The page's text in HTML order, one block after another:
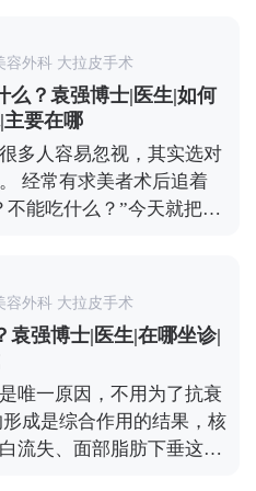
种方式，建议大家面诊时
相似的案例，把风险和恢
想知道更多关于MCR复
方媒体平台（公众号、百
详细了解。
大概率1-2年就会反弹，
明显、表情僵硬这些问
钱。 真正靠谱的拉皮手
对皮肤、筋膜、脂肪等不
提升和固定，操作复杂，
高，价格自然会高一些。
维持时间也长，一般能到
划算。 现在专业医生都讲
水线操作。做医美不是为
变得更好。选一位靠谱的
案，才是对自己最负责任
复合提升术的问题，
号、百家号、小红薯）预
容外科 大拉皮手术
么？袁强博士|医生|如何
要在哪
多人容易忽视，其实选对
经常有求美者术后追着
能吃什么？”今天就把饮
鸡蛋羹、蔬菜瘦肉汤，这
也能保证基础营养。一定
食物，比如火锅、烧烤、
张，影响伤口愈合，甚至
两类营养：优质蛋白质和
复的基础，像鱼肉、去皮
多吃点；维生素C能促进
复弹性，新鲜的水果蔬菜
容外科 大拉皮手术
袁强博士|医生|在哪坐诊|
唯一原因，不用为了抗衰
成是综合作用的结果，核
流失、面部脂肪下垂这些